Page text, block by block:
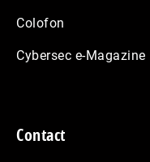
Colofon
Cybersec e-Magazine
Contact